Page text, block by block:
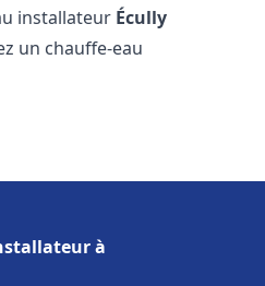
installateur Écully
un chauffe-eau
à